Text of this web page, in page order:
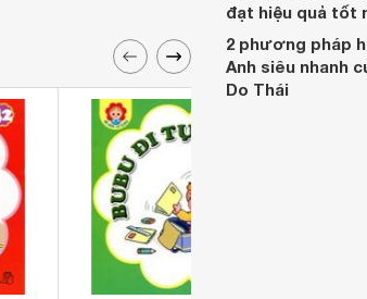
đạt hiệu quả tốt
2 phương pháp
Anh siêu nhanh
Do Thái